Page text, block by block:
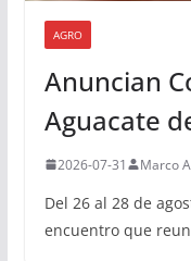
AGRO
Anuncian
Aguacate
2026-07-31 Marco
Del 26 al 28 de
encuentro que